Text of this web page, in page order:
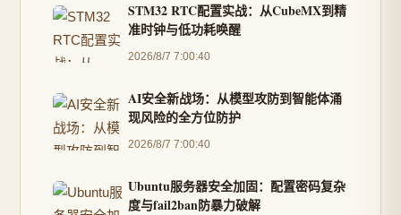
STM32 RTC配置实战：从CubeMX到精
准时钟与低功耗唤醒
2026/8/7 7:00:40
AI安全新战场：从模型攻防到智能体涌
现风险的全方位防护
2026/8/7 7:00:40
Ubuntu服务器安全加固：配置密码复杂
度与fail2ban防暴力破解